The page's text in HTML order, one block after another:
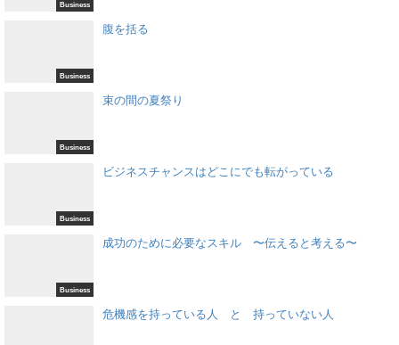
Business
Business
腹を括る
Business
束の間の夏祭り
Business
ビジネスチャンスはどこにでも転がっている
Business
成功のために必要なスキル 〜伝えると考える〜
危機感を持っている人 と 持っていない人